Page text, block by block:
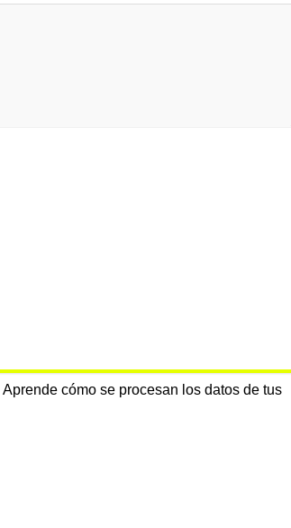
Aprende cómo se procesan los datos de tus